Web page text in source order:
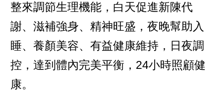
整來調節生理機能，白天促進新陳代
謝、滋補強身、精神旺盛，夜晚幫助入
睡、養顏美容、有益健康維持，日夜調
控，達到體內完美平衡，24小時照顧健
康。